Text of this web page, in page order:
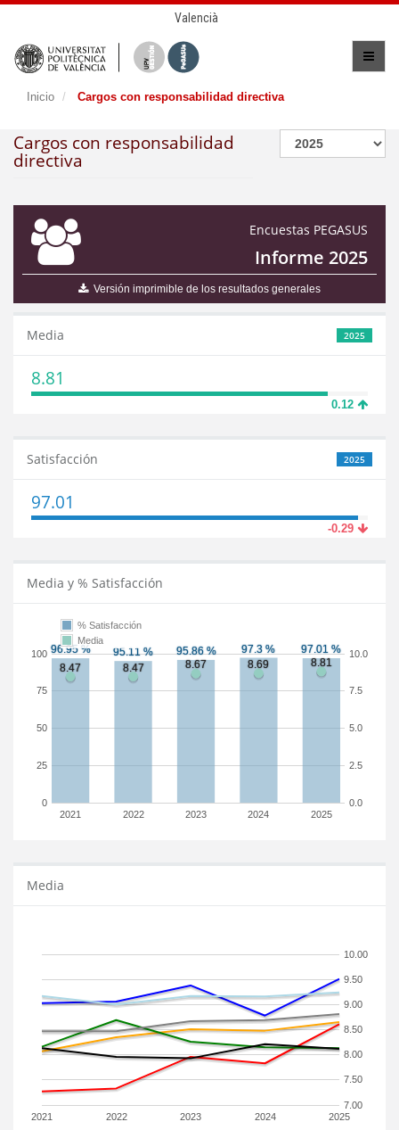
Valencià
Inicio Cargos con responsabilidad directiva
Cargos con responsabilidad
directiva
Encuestas PEGASUS
Informe 2025
Versión imprimible de los resultados generales
2025
Media
8.81
0.12
2025
Satisfacción
97.01
-0.29
Media y % Satisfacción
2021 2022 2023 2024 2025
0
25
50
75
100
0.0
2.5
5.0
7.5
10.0
% Satisfacción
Media
Media
2021 2022 2023 2024 2025
7.00
7.50
8.00
8.50
9.00
9.50
10.00